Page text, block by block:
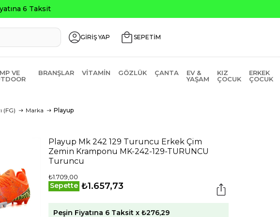
6 Taksit
GİRİŞ YAP SEPETİM
VE
BRANŞLAR VITAMIN GÖZLÜK ÇANTA
EV &
YAŞAM
KIZ
ÇOCUK
ERKEK
ÇOCUK
(FG) Marka Playup
Playup Mk 242 129 Turuncu Erkek Çim
Zemin Kramponu MK-242-129-TURUNCU
Turuncu
₺1.709,00
Sepette ₺1.657,73
Peşin Fiyatına 6 Taksit x ₺276,29